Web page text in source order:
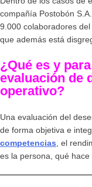
compañía Postobón
9.000 colaboradores
que además está
¿Qué es y
evaluación de
operativo?
Una evaluación del
de forma objetiva e
competencias , el
es la persona, qué hace